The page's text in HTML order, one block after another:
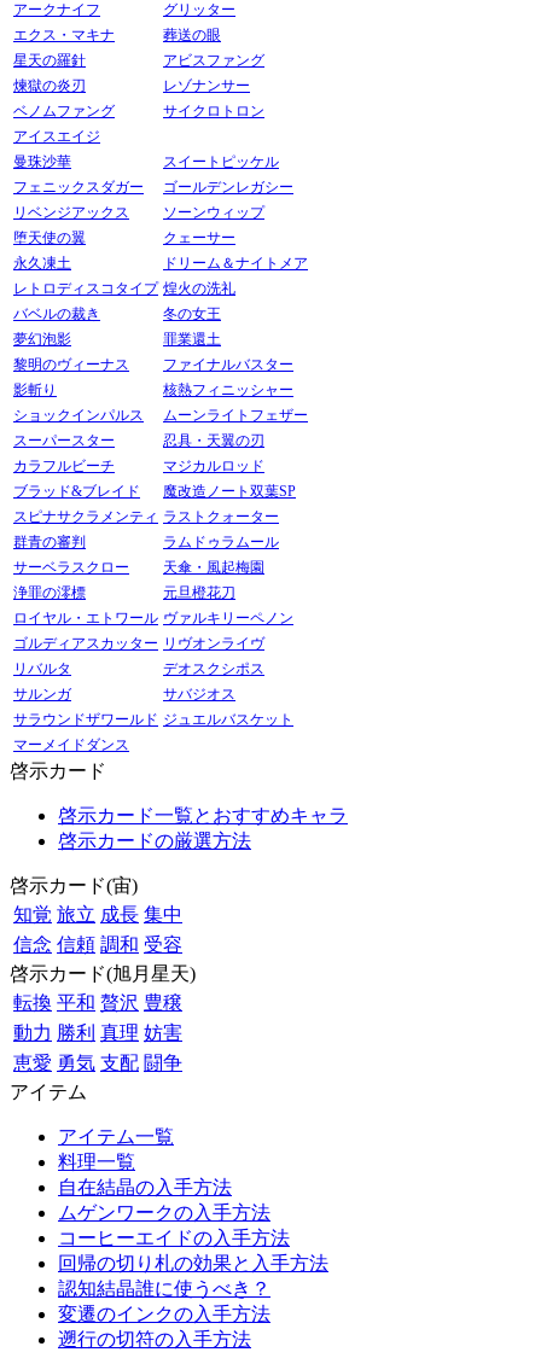
アークナイフ
グリッター
エクス・マキナ
葬送の眼
星天の羅針
アビスファング
煉獄の炎刃
レゾナンサー
ベノムファング
サイクロトロン
アイスエイジ
曼珠沙華
スイートピッケル
フェニックスダガー
ゴールデンレガシー
リベンジアックス
ソーンウィップ
堕天使の翼
クェーサー
永久凍土
ドリーム＆ナイトメア
レトロディスコタイプ 煌火の洗礼
バベルの裁き
冬の女王
夢幻泡影
罪業還土
黎明のヴィーナス
ファイナルバスター
影斬り
核熱フィニッシャー
ショックインパルス
ムーンライトフェザー
スーパースター
忍具・天翼の刃
カラフルビーチ
マジカルロッド
ブラッド&ブレイド
魔改造ノート双葉SP
スピナサクラメンティ ラストクォーター
群青の審判
ラムドゥラムール
サーベラスクロー
天傘・風起梅園
浄罪の澪標
元旦橙花刀
ロイヤル・エトワール ヴァルキリーペノン
ゴルディアスカッター リヴオンライヴ
リバルタ
デオスクシポス
サルンガ
サバジオス
サラウンドザワールド ジュエルバスケット
マーメイドダンス
啓示カード
啓示カード一覧とおすすめキャラ
啓示カードの厳選方法
啓示カード(宙)
知覚 旅立 成長 集中
信念 信頼 調和 受容
啓示カード(旭月星天)
転換 平和 贅沢 豊穣
動力 勝利 真理 妨害
恵愛 勇気 支配 闘争
アイテム
アイテム一覧
料理一覧
自在結晶の入手方法
ムゲンワークの入手方法
コーヒーエイドの入手方法
回帰の切り札の効果と入手方法
認知結晶誰に使うべき？
変遷のインクの入手方法
遡行の切符の入手方法